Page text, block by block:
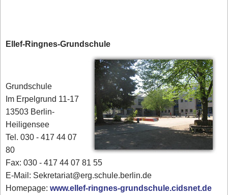
Ellef-Ringnes-Grundschule
Grundschule
Im Erpelgrund 11-17
13503 Berlin-
Heiligensee
Tel. 030 - 417 44 07
80‎
Fax: 030 - 417 44 07 81 55
E-Mail: Sekretariat@erg.schule.berlin.de
Homepage:www.ellef-ringnes-grundschule.cidsnet.de